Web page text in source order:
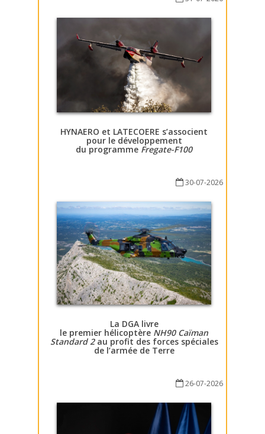
HYNAERO et LATECOERE s’associent
pour le développement
du programme Fregate-F100
30-07-2026
La DGA livre
le premier hélicoptère NH90 Caïman
Standard 2au profit des forces spéciales
de l’armée de Terre
26-07-2026